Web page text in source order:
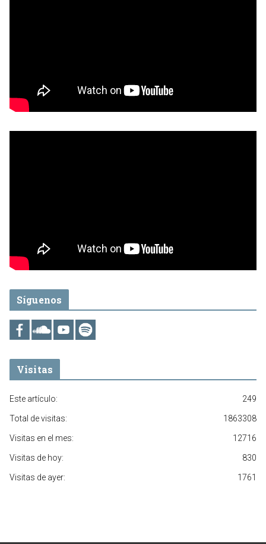
Síguenos
Visitas
249
Este artículo:
1863308
Total de visitas:
12716
Visitas en el mes:
830
Visitas de hoy:
1761
Visitas de ayer: